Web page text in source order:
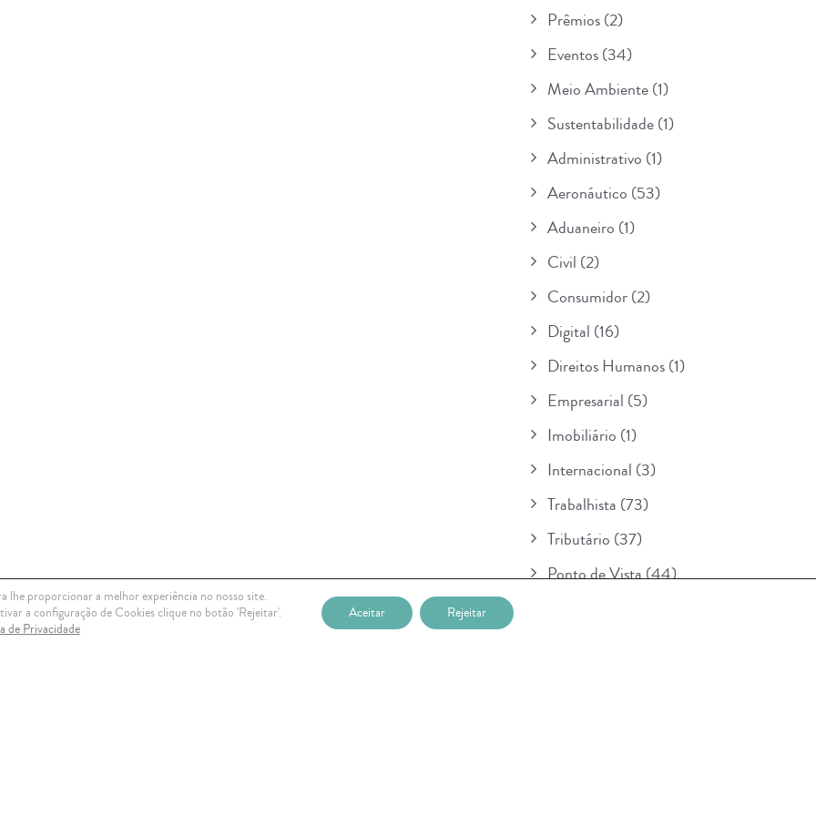
Prêmios(2)
Eventos(34)
Meio Ambiente(1)
Sustentabilidade(1)
Administrativo (1)
Aeronáutico (53)
Aduaneiro (1)
Civil (2)
Consumidor(2)
Digital (16)
Direitos Humanos(1)
Empresarial (5)
Imobiliário (1)
Internacional (3)
Trabalhista (73)
Tributário (37)
Ponto de Vista(44)
lhe proporcionar a melhor experiência no nosso site.
a configuração de Cookies clique no botão 'Rejeitar'.
de Privacidade
Aceitar Rejeitar